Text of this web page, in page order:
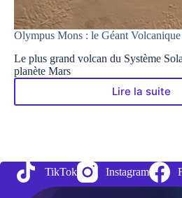
Olympus Mons : le Géant
Le plus grand volcan du Système
planète Mars
Lire la suite
Olympus
de
la
TikTok Instagram